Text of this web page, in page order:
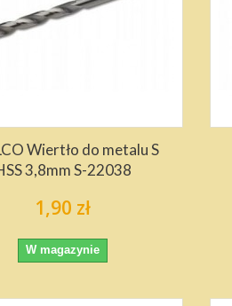
Wiertło do metalu S
3,8mm S-22038
1,90 zł
W magazynie